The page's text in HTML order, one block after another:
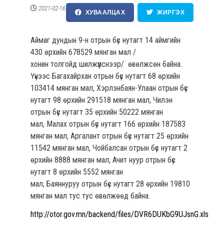
МЭДЭЭ, МЭДЭЭЛЭЛ
ИЛ ТОД БАЙДАЛ
ХҮНИЙ НӨӨЦ
ХОЛБОО БАРИХ
2021-02-16 ХУВААЛЦАХ ЖИРГЭХ
Аймаг дундын 9-н отрын бүс нутагт 14 аймгийн
430 өрхийн 678529 мянган мал /
хонин толгойд шилжүүлснээр/ өвөлжсөн байна.
Үүнээс Багахайрхан отрын бүс нутагт 68 өрхийн
103414 мянган мал, Хэрлэнбаян-Улаан отрын бүс
нутагт 98 өрхийн 291518 мянган мал, Чилэн
отрын бүс нутагт 35 өрхийн 50222 мянган
мал, Малах отрын бүс нутагт 166 өрхийн 187583
мянган мал, Аргалант отрын бүс нутагт 25 өрхийн
11542 мянган мал, Чойбалсан отрын бүс нутагт 2
өрхийн 8888 мянган мал, Ачит нуур отрын бүс
нутагт 8 өрхийн 5552 мянган
мал, Баяннуруу отрын бүс нутагт 28 өрхийн 19810
мянган мал тус тус өвөлжөөд байна.
http://otor.gov.mn/backend/files/DVR6DUKbG9UJsnG.xlsx